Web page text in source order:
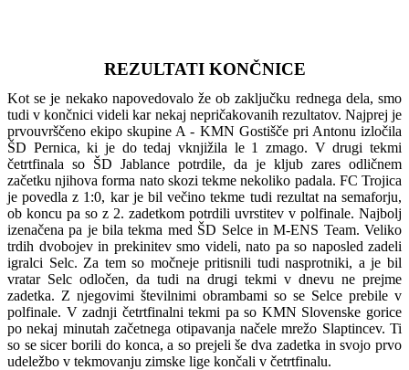
REZULTATI KONČNICE
Kot se je nekako napovedovalo že ob zaključku rednega dela, smo
tudi v končnici videli kar nekaj nepričakovanih rezultatov. Najprej je
prvouvrščeno ekipo skupine A - KMN Gostišče pri Antonu izločila
ŠD Pernica, ki je do tedaj vknjižila le 1 zmago. V drugi tekmi
četrtfinala so ŠD Jablance potrdile, da je kljub zares odličnem
začetku njihova forma nato skozi tekme nekoliko padala. FC Trojica
je povedla z 1:0, kar je bil večino tekme tudi rezultat na semaforju,
ob koncu pa so z 2. zadetkom potrdili uvrstitev v polfinale. Najbolj
izenačena pa je bila tekma med ŠD Selce in M-ENS Team. Veliko
trdih dvobojev in prekinitev smo videli, nato pa so naposled zadeli
igralci Selc. Za tem so močneje pritisnili tudi nasprotniki, a je bil
vratar Selc odločen, da tudi na drugi tekmi v dnevu ne prejme
zadetka. Z njegovimi številnimi obrambami so se Selce prebile v
polfinale. V zadnji četrtfinalni tekmi pa so KMN Slovenske gorice
po nekaj minutah začetnega otipavanja načele mrežo Slaptincev. Ti
so se sicer borili do konca, a so prejeli še dva zadetka in svojo prvo
udeležbo v tekmovanju zimske lige končali v četrtfinalu.